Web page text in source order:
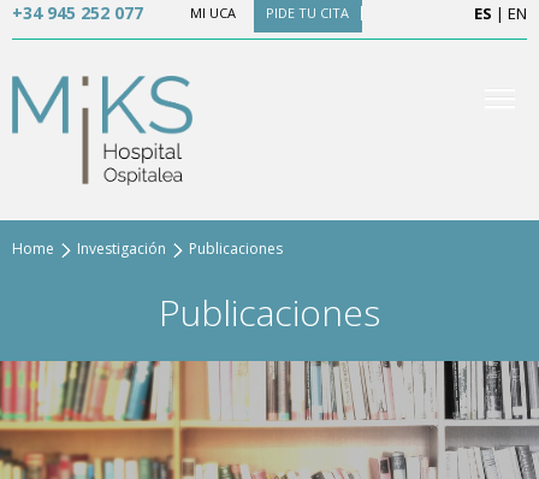
+34 945 252 077 MI UCA PIDE TU CITA ES | EN
Home Investigación Publicaciones
Publicaciones